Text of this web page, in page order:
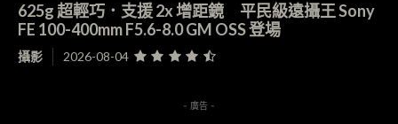
625g 超輕巧．支援 2x 增距鏡 平民級遠攝王 Sony
FE 100-400mm F5.6-8.0 GM OSS 登場
攝影 2026-08-04
- 廣告 -